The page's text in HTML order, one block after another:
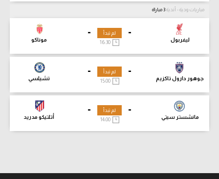
مباريات ودية - أندية
-
ليفربول
-
موناكو
لم تبدأ
-
جوهور دارول تاكزيم
-
تشيلسي
لم تبدأ
15:00
-
مانشستر سيتي
-
أتلتيكو مدريد
لم تبدأ
14:00